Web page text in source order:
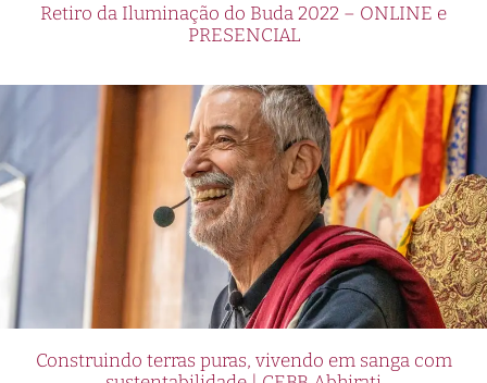
Retiro da Iluminação do Buda 2022 – ONLINE e
PRESENCIAL
Construindo terras puras, vivendo em sanga com